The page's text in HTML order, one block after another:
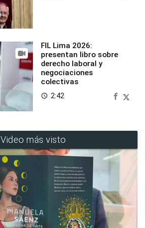
FIL Lima 2026:
presentan libro sobre
derecho laboral y
negociaciones
colectivas
access_time 2:42
Video más visto